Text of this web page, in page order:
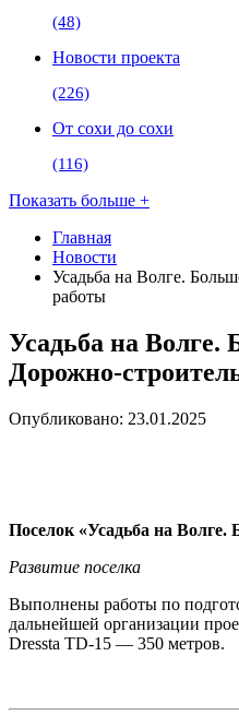
(48)
Новости проекта
(226)
От сохи до сохи
(116)
Показать больше +
Главная
Новости
Усадьба на Волге.
работы
Усадьба на Волге.
Дорожно-
Опубликовано: 23.01.2025
Поселок «Усадьба на Волге.
Развитие поселка
Выполнены работы по
дальнейшей организации
Dressta TD-15 — 350 метров.